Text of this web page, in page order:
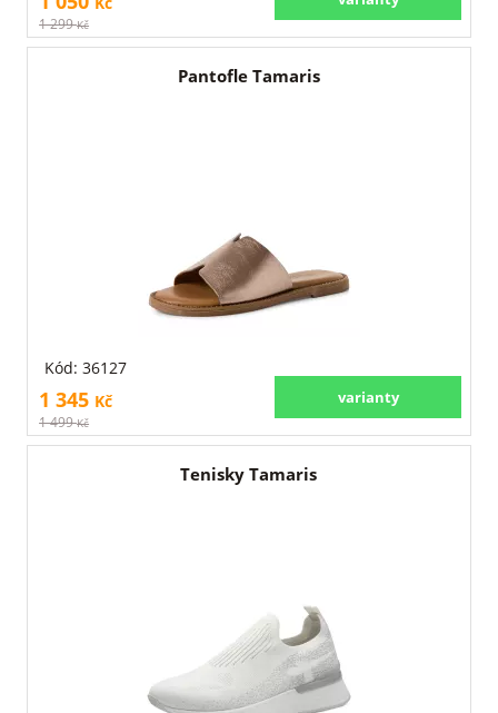
1 299Kč
Pantofle Tamaris
Kód: 36127
varianty
1 345 Kč
1 499Kč
Tenisky Tamaris